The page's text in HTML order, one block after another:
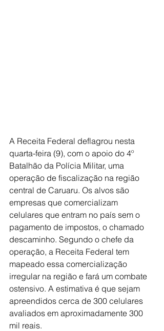
A Receita Federal deflagrou nesta
quarta-feira (9), com o apoio do 4º
Batalhão da Polícia Militar, uma
operação de fiscalização na região
central de Caruaru. Os alvos são
empresas que comercializam
celulares que entram no país sem o
pagamento de impostos, o chamado
descaminho. Segundo o chefe da
operação, a Receita Federal tem
mapeado essa comercialização
irregular na região e fará um combate
ostensivo. A estimativa é que sejam
apreendidos cerca de 300 celulares
avaliados em aproximadamente 300
mil reais.